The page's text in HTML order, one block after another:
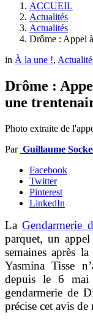
ACCUEIL
Actualités
Actualités
Drôme : Appel
in À la une !,
Drôme :
une
Photo extraite de
Par Guillaume
Facebook
Twitter
Pinterest
LinkedIn
LaGendarmerie
parquet, un
semaines après
Yasmina Tisse
depuis le 6 mai
gendarmerie de
précise cet avis de